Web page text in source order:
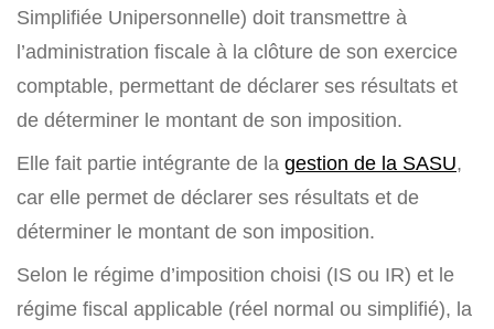
Simplifiée Unipersonnelle) doit transmettre à
l’administration fiscale à la clôture de son exercice
comptable, permettant de déclarer ses résultats et
de déterminer le montant de son imposition.
Elle fait partie intégrante de la gestion de la SASU,
car elle permet de déclarer ses résultats et de
déterminer le montant de son imposition.
Selon le régime d’imposition choisi (IS ou IR) et le
régime fiscal applicable (réel normal ou simplifié), la